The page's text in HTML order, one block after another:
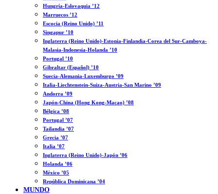
Hungría-Eslovaquia ’12
Marruecos ’12
Escocia (Reino Unido) ’11
Singapur ’10
Inglaterra (Reino Unido)-Estonia-Finlandia-Corea del Sur-Camboya-
Malasia-Indonesia-Holanda ’10
Portugal ’10
Gibraltar (Español) ’10
Suecia-Alemania-Luxemburgo ’09
Italia-Liechtenstein-Suiza-Austria-San Marino ’09
Andorra ’09
Japón-China (Hong Kong-Macao) ’08
Bélgica ’08
Portugal ’07
Tailandia ’07
Grecia ’07
Italia ’07
Inglaterra (Reino Unido)-Japón ’06
Holanda ’06
México ’05
República Dominicana ’04
MUNDO